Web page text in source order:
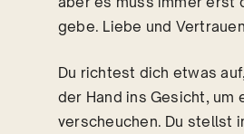
gebe. Liebe und
Du richtest dich etwas
der Hand ins Gesicht, um
verscheuchen. Du stellst